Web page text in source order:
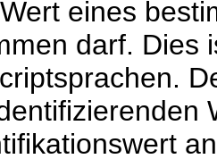
eines
darf. Dies